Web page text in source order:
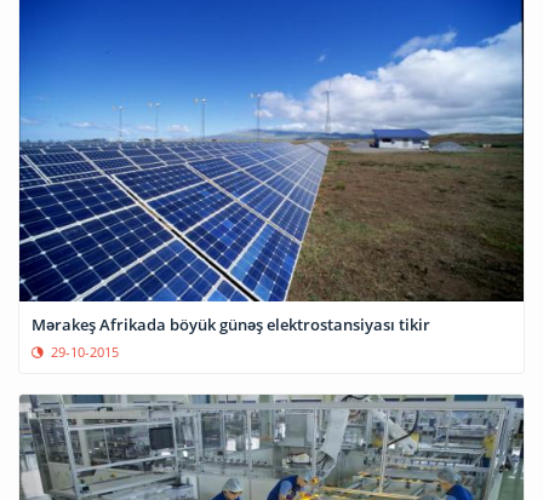
Mərakeş Afrikada böyük günəş elektrostansiyası tikir
29-10-2015